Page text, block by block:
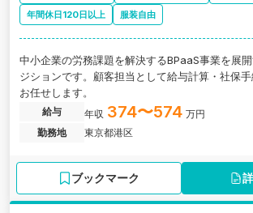
年間休日120日以上
服装自由
中小企業の労務課題を解決するBPaaS事業を展
ジションです。顧客担当として給与計算・社保
お任せします。
給与 年収 374〜574 万円
勤務地
東京都港区
ブックマーク